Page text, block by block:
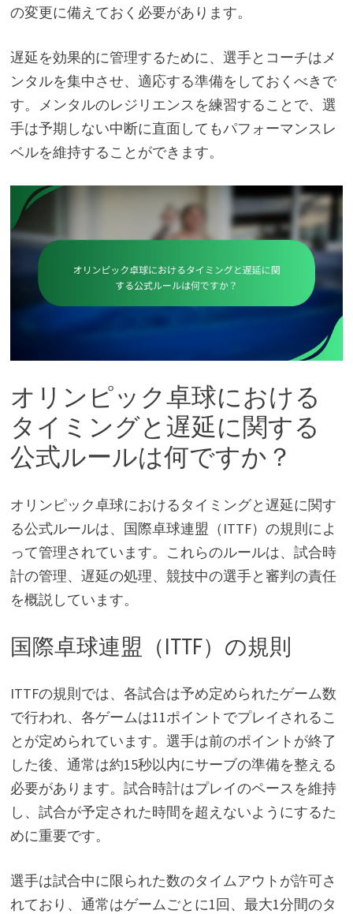
の変更に備えておく必要があります。
遅延を効果的に管理するために、選手とコーチはメ
ンタルを集中させ、適応する準備をしておくべきで
す。メンタルのレジリエンスを練習することで、選
手は予期しない中断に直面してもパフォーマンスレ
ベルを維持することができます。
オリンピック卓球における
タイミングと遅延に関する
公式ルールは何ですか？
オリンピック卓球におけるタイミングと遅延に関す
る公式ルールは、国際卓球連盟（ITTF）の規則によ
って管理されています。これらのルールは、試合時
計の管理、遅延の処理、競技中の選手と審判の責任
を概説しています。
国際卓球連盟（ITTF）の規則
ITTFの規則では、各試合は予め定められたゲーム数
で行われ、各ゲームは11ポイントでプレイされるこ
とが定められています。選手は前のポイントが終了
した後、通常は約15秒以内にサーブの準備を整える
必要があります。試合時計はプレイのペースを維持
し、試合が予定された時間を超えないようにするた
めに重要です。
選手は試合中に限られた数のタイムアウトが許可さ
れており、通常はゲームごとに1回、最大1分間のタ